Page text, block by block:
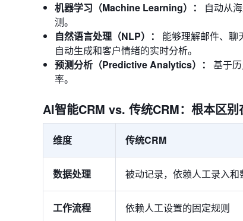
机器学习（Machine Learning）：
自动从
测。
自然语言处理（NLP）：
能够理解邮件、聊
自动生成和客户情绪的实时分析。
预测分析（Predictive Analytics）：
基于
率。
AI智能CRM vs. 传统CRM：根本区别
维度 传统CRM
数据处理 被动记录，依赖人工录入和
工作流程 依赖人工设置的固定规则